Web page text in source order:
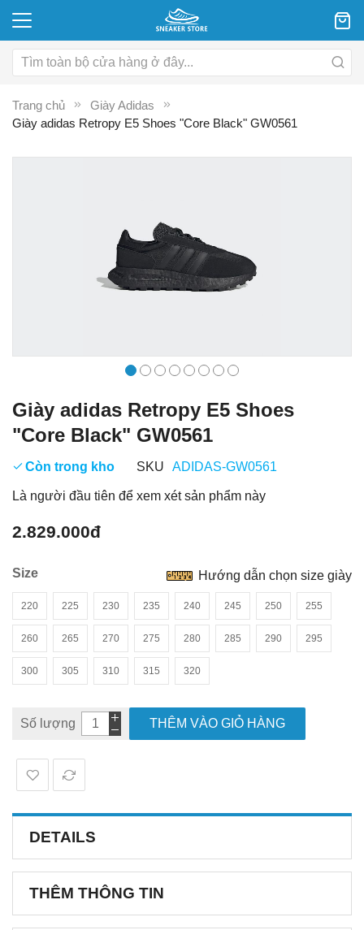
Trang chủ
Giày Adidas
Giày adidas Retropy E5 Shoes "Core Black" GW0561
Giày adidas Retropy E5 Shoes
"Core Black" GW0561
Còn trong kho SKU ADIDAS-GW0561
Là người đầu tiên để xem xét sản phẩm này
2.829.000đ
Size
220 225 230 235 240 245 250 255
260 265 270 275 280 285 290 295
300 305 310 315 320
Hướng dẫn chọn size giày
Số lượng THÊM VÀO GIỎ HÀNG
DETAILS
THÊM THÔNG TIN